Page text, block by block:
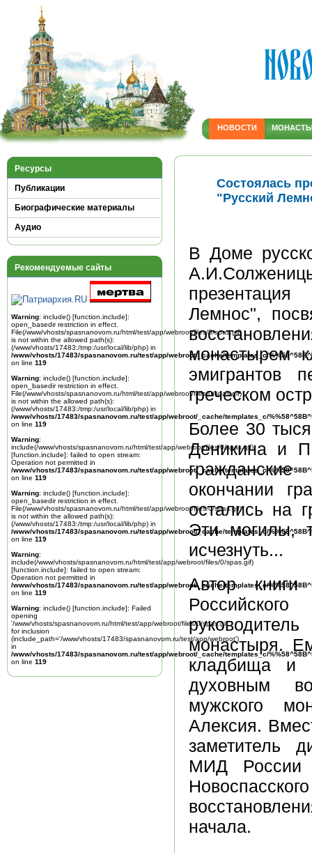
Состоялась
"Русский
В Доме
Лемнос",
монастырем
эмигрантов
греческом
Более 30
Деникина и
окончании
остались на
Эти могилы,
исчезнуть...
Автор
Российского
монастыря.
кладбища и
духовным
мужского
Алексия.
заметитель
МИД России
начала.
НОВОСТИ
Ресурсы
Публикации
Биографические материалы
Аудио
Рекомендуемые сайты
Warning: include() [function.include]:
open_basedir restriction in effect.
File(/www/vhosts/spasnanovom.ru/html/test/app/webroot/files/0/spas.gif)
is not within the allowed path(s):
(/www/vhosts/17483:/tmp:/usr/local/lib/php) in
/www/vhosts/17483/spasnanovom.ru/test/app/webroot/_cache/templates_c/
on line 119
Warning: include() [function.include]:
open_basedir restriction in effect.
File(/www/vhosts/spasnanovom.ru/html/test/app/webroot/files/0/spas.gif)
is not within the allowed path(s):
(/www/vhosts/17483:/tmp:/usr/local/lib/php) in
/www/vhosts/17483/spasnanovom.ru/test/app/webroot/_cache/templates_c/
on line 119
Warning:
include(/www/vhosts/spasnanovom.ru/html/test/app/webroot/files/0/spas.gif)
[function.include]: failed to open stream:
Operation not permitted in
/www/vhosts/17483/spasnanovom.ru/test/app/webroot/_cache/templates_c/
on line 119
Warning: include() [function.include]:
open_basedir restriction in effect.
File(/www/vhosts/spasnanovom.ru/html/test/app/webroot/files/0/spas.gif)
is not within the allowed path(s):
(/www/vhosts/17483:/tmp:/usr/local/lib/php) in
/www/vhosts/17483/spasnanovom.ru/test/app/webroot/_cache/templates_c/
on line 119
Warning:
include(/www/vhosts/spasnanovom.ru/html/test/app/webroot/files/0/spas.gif)
[function.include]: failed to open stream:
Operation not permitted in
/www/vhosts/17483/spasnanovom.ru/test/app/webroot/_cache/templates_c/
on line 119
Warning: include() [function.include]: Failed
opening
'/www/vhosts/spasnanovom.ru/html/test/app/webroot/files/0/spas.gif'
for inclusion
(include_path='/www/vhosts/17483/spasnanovom.ru/test/app/webroot')
in
/www/vhosts/17483/spasnanovom.ru/test/app/webroot/_cache/templates_c/
on line 119